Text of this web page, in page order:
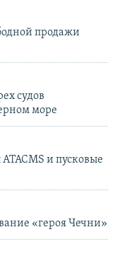
продажи
судов
море
и пусковые
«героя Чечни»